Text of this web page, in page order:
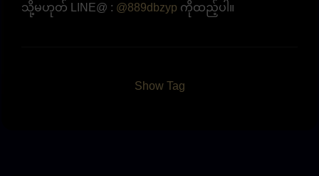
သို့မဟုတ် LINE@ : @889dbzyp ကိုထည့်ပါ။
Show Tag